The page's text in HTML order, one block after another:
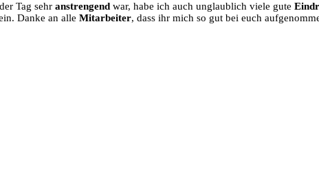
Tag sehr anstrengend war, habe ich auch unglaublich viele gute
Danke an alle Mitarbeiter, dass ihr mich so gut bei euch